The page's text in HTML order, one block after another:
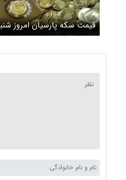
قیمت سکه پارسیان امروز
۱۲ اردیبهشت ۱۴۰۵